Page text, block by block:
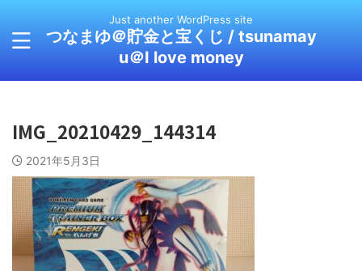
Just another WordPress site
つなまゆ＠貯金と宝くじ / tsunamay
u＠I love money
IMG_20210429_144314
2021年5月3日